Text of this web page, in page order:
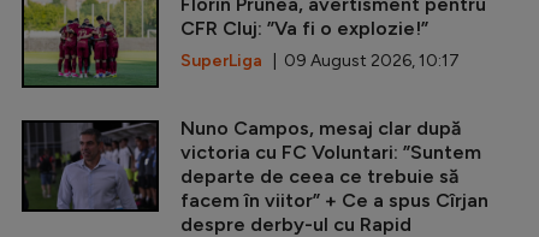
CFR Cluj: ”Va fi o explozie!”
SuperLiga | 09 August 2026, 10:17
Nuno Campos, mesaj clar după
victoria cu FC Voluntari: ”Suntem
departe de ceea ce trebuie să
facem în viitor” + Ce a spus Cîrjan
despre derby-ul cu Rapid